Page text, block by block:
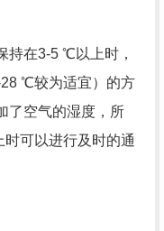
持在3-5 ℃以上时，
℃较为适宜）的方
了空气的湿度，所
可以进行及时的通